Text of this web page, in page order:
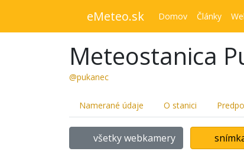
eMeteo.sk Domov Články
Meteostanica
@pukanec
Namerané údaje O stanici
všetky webkamery